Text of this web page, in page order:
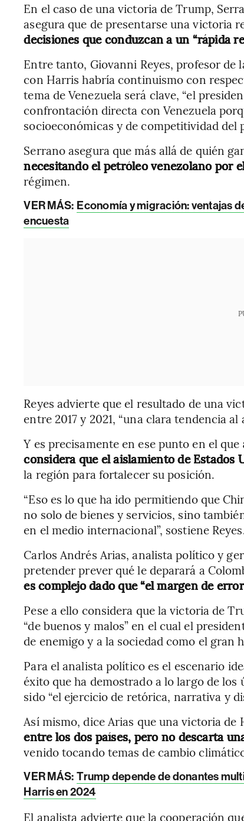
En el caso de una victoria de Trump,
asegura que de presentarse una victoria
decisiones que conduzcan a un “rápida
Entre tanto, Giovanni Reyes, profesor de
con Harris habría continuismo con
tema de Venezuela será clave, “el
confrontación directa con Venezuela
socioeconómicas y de competitividad del
Serrano asegura que más allá de quién
necesitando el petróleo venezolano por
régimen.
VER MÁS: Economía y migración: ventajas
encuesta
Reyes advierte que el resultado de una
entre 2017 y 2021, “una clara tendencia al
Y es precisamente en ese punto en el que
considera que el aislamiento de Estados
la región para fortalecer su posición.
“Eso es lo que ha ido permitiendo que
no solo de bienes y servicios, sino
en el medio internacional”, sostiene
Carlos Andrés Arias, analista político y
pretender prever qué le deparará a
es complejo dado que “el margen de
Pese a ello considera que la victoria de
“de buenos y malos” en el cual el
de enemigo y a la sociedad como el gran
Para el analista político es el escenario
éxito que ha demostrado a lo largo de
sido “el ejercicio de retórica, narrativa y
Así mismo, dice Arias que una victoria de
entre los dos países, pero no descarta
venido tocando temas de cambio
VER MÁS: Trump depende de donantes
Harris en 2024
El analista advierte que la cooperación